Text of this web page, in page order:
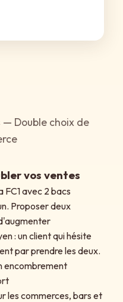
Double choix de
vos ventes
FC1 avec 2 bacs
Proposer deux
: un client qui hésite
par prendre les deux.
encombrement
les commerces, bars et